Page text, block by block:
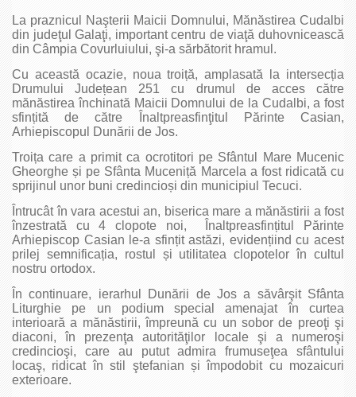
La praznicul Naşterii Maicii Domnului, Mănăstirea Cudalbi
din judeţul Galaţi, important centru de viaţă duhovnicească
din Câmpia Covurluiului, şi-a sărbătorit hramul.
Cu această ocazie, noua troiță, amplasată la intersecția
Drumului Județean 251 cu drumul de acces către
mănăstirea închinată Maicii Domnului de la Cudalbi, a fost
sfințită de către Înaltpreasfinţitul Părinte Casian,
Arhiepiscopul Dunării de Jos.
Troița care a primit ca ocrotitori pe Sfântul Mare Mucenic
Gheorghe și pe Sfânta Muceniță Marcela a fost ridicată cu
sprijinul unor buni credincioși din municipiul Tecuci.
Întrucât în vara acestui an, biserica mare a mănăstirii a fost
înzestrată cu 4 clopote noi, Înaltpreasfințitul Părinte
Arhiepiscop Casian le-a sfințit astăzi, evidențiind cu acest
prilej semnificația, rostul și utilitatea clopotelor în cultul
nostru ortodox.
În continuare, ierarhul Dunării de Jos a săvârşit Sfânta
Liturghie pe un podium special amenajat în curtea
interioară a mănăstirii, împreună cu un sobor de preoţi şi
diaconi, în prezenţa autorităţilor locale şi a numeroşi
credincioşi, care au putut admira frumuseţea sfântului
locaş, ridicat în stil ştefanian și împodobit cu mozaicuri
exterioare.